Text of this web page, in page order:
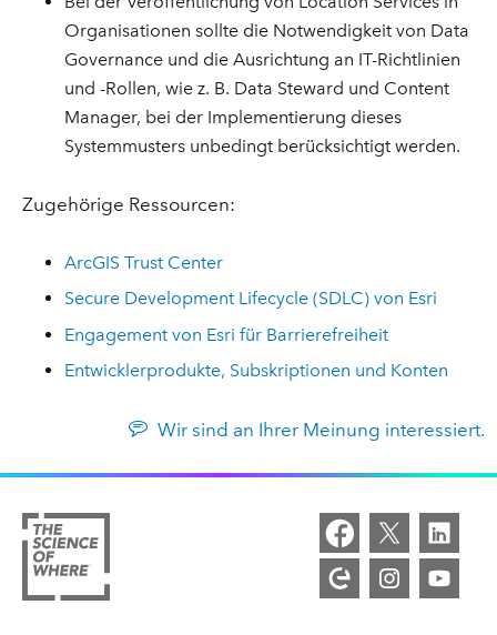
Organisationen sollte die Notwendigkeit von Data
Governance und die Ausrichtung an IT-Richtlinien
und -Rollen, wie z. B. Data Steward und Content
Manager, bei der Implementierung dieses
Systemmusters unbedingt berücksichtigt werden.
Zugehörige Ressourcen:
ArcGIS Trust Center
Secure Development Lifecycle (SDLC) von Esri
Engagement von Esri für Barrierefreiheit
Entwicklerprodukte, Subskriptionen und Konten
Wir sind an Ihrer Meinung interessiert.